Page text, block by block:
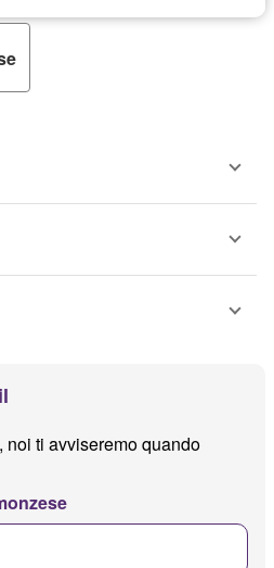
ti avviseremo quando